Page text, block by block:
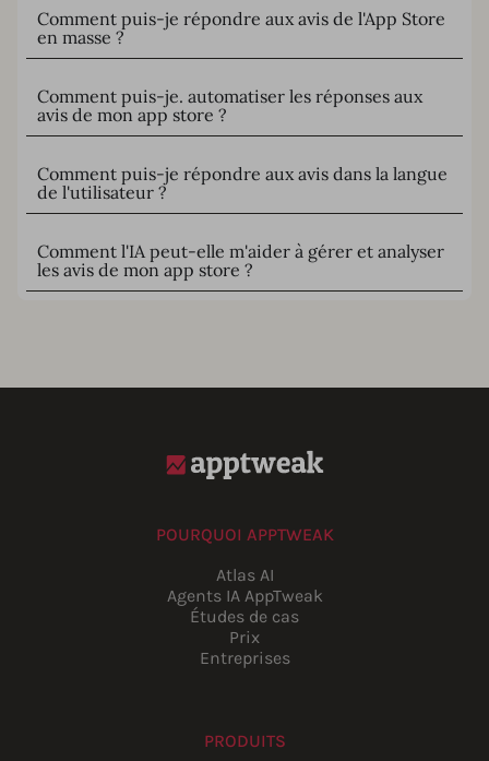
Comment puis-je répondre aux avis de l'App Store
en masse ?
Comment puis-je. automatiser les réponses aux
avis de mon app store ?
Comment puis-je répondre aux avis dans la langue
de l'utilisateur ?
Comment l'IA peut-elle m'aider à gérer et analyser
les avis de mon app store ?
POURQUOI APPTWEAK
Atlas AI
Agents IA AppTweak
Études de cas
Prix
Entreprises
PRODUITS